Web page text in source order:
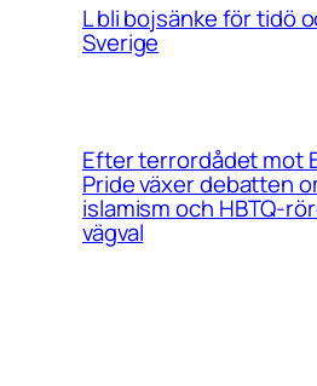
L bli bojsänke för tidö
Sverige
Efter terrordådet mot
Pride växer debatten
islamism och HBTQ-
vägval